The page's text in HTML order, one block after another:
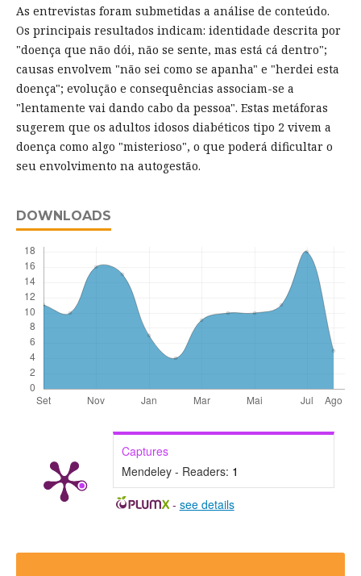
As entrevistas foram submetidas a análise de conteúdo.
Os principais resultados indicam: identidade descrita por
"doença que não dói, não se sente, mas está cá dentro";
causas envolvem "não sei como se apanha" e "herdei esta
doença"; evolução e consequências associam-se a
"lentamente vai dando cabo da pessoa". Estas metáforas
sugerem que os adultos idosos diabéticos tipo 2 vivem a
doença como algo "misterioso", o que poderá dificultar o
seu envolvimento na autogestão.
DOWNLOADS
Captures
Mendeley - Readers: 1
- see details